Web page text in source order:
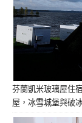
芬蘭凱米玻璃屋住
屋，冰雪城堡與破